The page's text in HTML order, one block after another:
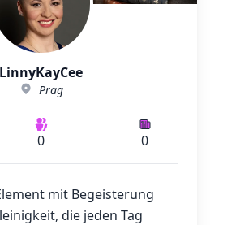
LinnyKayCee
Prag
0 0
mit Begeisterung
die jeden Tag